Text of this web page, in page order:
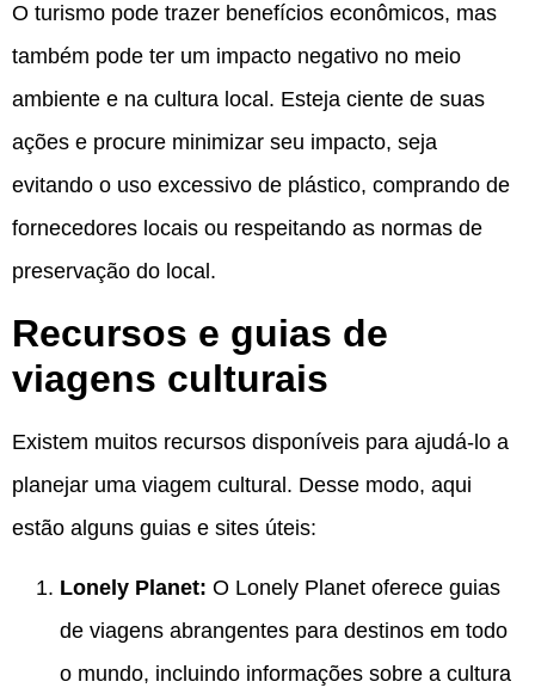
O turismo pode trazer benefícios econômicos, mas
também pode ter um impacto negativo no meio
ambiente e na cultura local. Esteja ciente de suas
ações e procure minimizar seu impacto, seja
evitando o uso excessivo de plástico, comprando de
fornecedores locais ou respeitando as normas de
preservação do local.
Recursos e guias de
viagens culturais
Existem muitos recursos disponíveis para ajudá-lo a
planejar uma viagem cultural. Desse modo, aqui
estão alguns guias e sites úteis:
Lonely Planet: O Lonely Planet oferece guias
de viagens abrangentes para destinos em todo
o mundo, incluindo informações sobre a cultura